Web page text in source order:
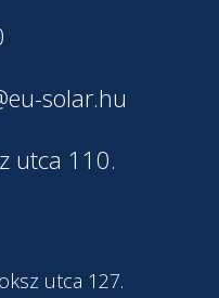
solar.hu
utca 110.
utca 127.